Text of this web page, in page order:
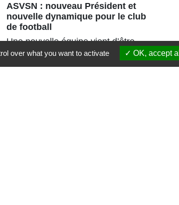
ASVSN : nouveau Président et
nouvelle dynamique pour le club
de football
Une nouvelle équipe vient d’être
portée à la tête de l’ASVSN avec le
renouvellement du bureau à 95%.
over what you want to activate OK, accept all